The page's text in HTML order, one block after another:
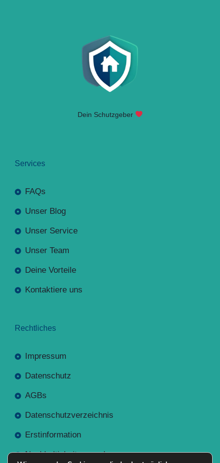
Dein Schutzgeber
Services
FAQs
Unser Blog
Unser Service
Unser Team
Deine Vorteile
Kontaktiere uns
Rechtliches
Impressum
Datenschutz
AGBs
Datenschutzverzeichnis
Erstinformation
Nachhaltigkeitsverordnung